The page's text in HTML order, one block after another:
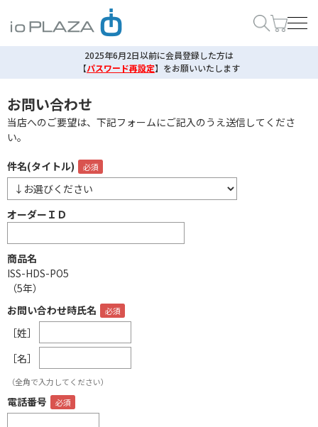
2025年6月2日以前に会員登録した方は
【パスワード再設定】 をお願いいたします
お問い合わせ
当店へのご要望は、下記フォームにご記入のうえ送信してくださ
い。
件名(タイトル)
オーダーＩＤ
商品名
ISS-HDS-PO5
（5年）
お問い合わせ時氏名
［姓］
［名］
（全角で入力してください）
電話番号